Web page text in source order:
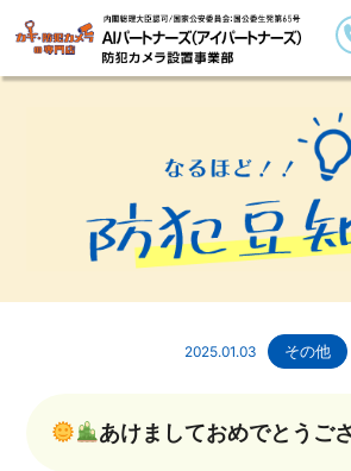
2025.01.03 その他
あけましておめでとうご